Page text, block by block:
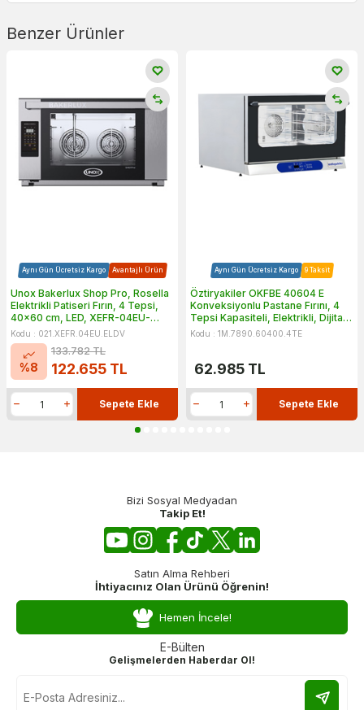
Benzer Ürünler
Aynı Gün Ücretsiz Kargo Avantajlı Ürün
Unox Bakerlux Shop Pro, Rosella
Elektrikli Patiseri Fırın, 4 Tepsi,
40x60 cm, LED, XEFR-04EU-
ELDV
Kodu : 021.XEFR.04EU.ELDV
%8
133.782TL
122.655 TL
Sepete Ekle
Aynı Gün Ücretsiz Kargo 9 Taksit
Öztiryakiler OKFBE 40604 E
Konveksiyonlu Pastane Fırını, 4
Tepsi Kapasiteli, Elektrikli, Dijital,
40x60 cm
Kodu : 1M.7890.60400.4TE
62.985 TL
Sepete Ekle
Bizi Sosyal Medyadan
Takip Et!
Satın Alma Rehberi
İhtiyacınız Olan Ürünü Öğrenin!
Hemen İncele!
E-Bülten
Gelişmelerden Haberdar Ol!